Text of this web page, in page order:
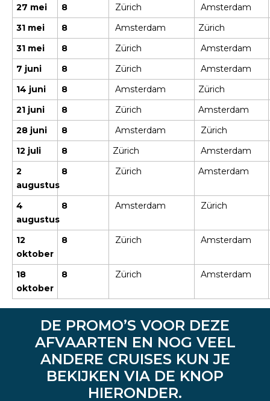
27 mei
8 Zürich
Amsterdam
31 mei
8 Amsterdam
Zürich
31 mei
8 Zürich
Amsterdam
7 juni
8 Zürich
Amsterdam
14 juni
8 Amsterdam
Zürich
21 juni
8 Zürich
Amsterdam
28 juni
8 Amsterdam
Zürich
12 juli
8 Zürich
Amsterdam
2
augustus
8 Zürich Amsterdam
4
augustus
8 Amsterdam Zürich
12
oktober
8 Zürich Amsterdam
18
oktober
8 Zürich Amsterdam
DE PROMO’S VOOR DEZE
AFVAARTEN EN NOG VEEL
ANDERE CRUISES KUN JE
BEKIJKEN VIA DE KNOP
HIERONDER.